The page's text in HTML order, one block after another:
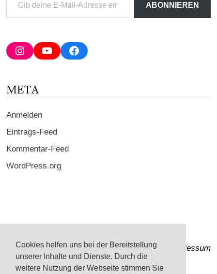
Cookies helfen uns bei der Bereitstellung
unserer Inhalte und Dienste. Durch die
weitere Nutzung der Webseite stimmen Sie
deine
Adresse
ein ...
ABONNIEREN
InstagramYouTubeFacebook
META
Anmelden
Eintrags-Feed
Kommentar-Feed
WordPress.org
Impressum